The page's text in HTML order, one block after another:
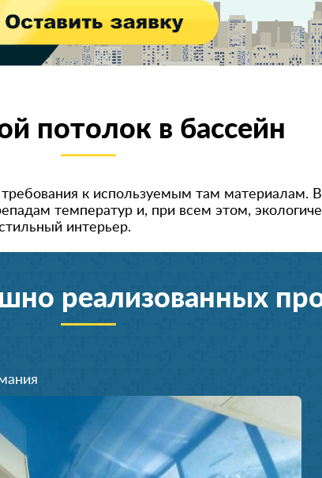
потолок в бассейн
требования к используемым там
температур и, при всем этом,
интерьер.
реализованных
32 м
Германия
15 м
Германия
20 м
Германия
23 м
Германия
18 м
Германия
16 м
Германия
25 м
Германия